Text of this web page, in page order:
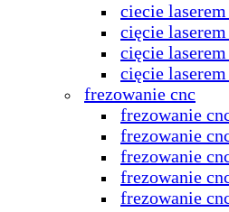
ciecie
cięcie
cięcie
cięcie
frezowanie cnc
frezowanie
frezowanie
frezowanie
frezowanie
frezowanie